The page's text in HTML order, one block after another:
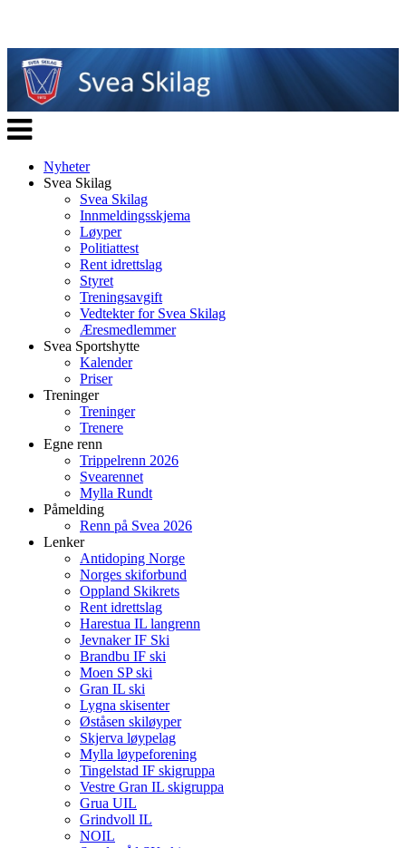
Veksle
navigasjon
Nyheter
Svea Skilag
Svea Skilag
Innmeldingsskjema
Løyper
Politiattest
Rent idrettslag
Styret
Treningsavgift
Vedtekter for Svea Skilag
Æresmedlemmer
Svea Sportshytte
Kalender
Priser
Treninger
Treninger
Trenere
Egne renn
Trippelrenn 2026
Svearennet
Mylla Rundt
Påmelding
Renn på Svea 2026
Lenker
Antidoping Norge
Norges skiforbund
Oppland Skikrets
Rent idrettslag
Harestua IL langrenn
Jevnaker IF Ski
Brandbu IF ski
Moen SP ski
Gran IL ski
Lygna skisenter
Øståsen skiløyper
Skjerva løypelag
Mylla løypeforening
Tingelstad IF skigruppa
Vestre Gran IL skigruppa
Grua UIL
Grindvoll IL
NOIL